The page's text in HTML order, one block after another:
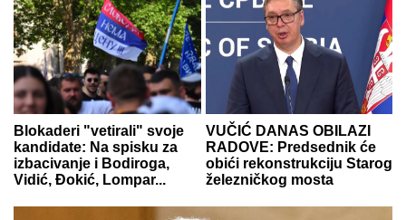
Blokaderi "vetirali" svoje
kandidate: Na spisku za
izbacivanje i Bodiroga,
Vidić, Đokić, Lompar...
VUČIĆ DANAS OBILAZI
RADOVE: Predsednik će
obići rekonstrukciju Starog
železničkog mosta